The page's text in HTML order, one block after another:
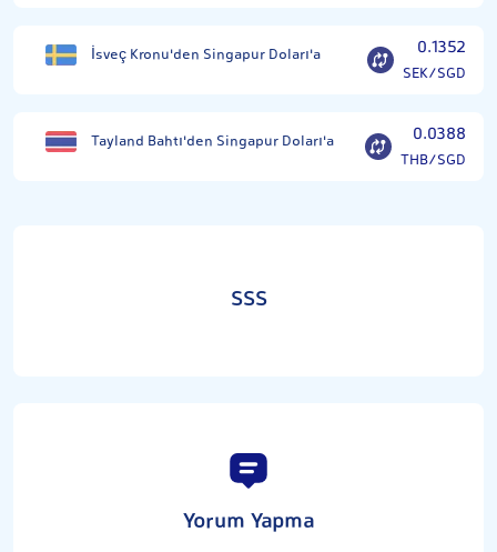
İsveç Kronu'den Singapur Doları'a 0.1352
SEK/SGD
Tayland Bahtı'den Singapur Doları'a 0.0388
THB/SGD
SSS
Yorum Yapma